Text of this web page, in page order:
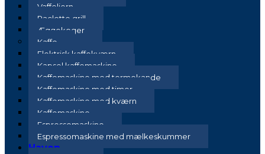
Vaffeljern
Raclette grill
Æggekoger
Kaffe
Elektrisk kaffekværn
Kapsel kaffemaskine
Kaffemaskine med termokande
Kaffemaskine med timer
Kaffemaskine med kværn
Kaffemaskine
Espressomaskine
Espressomaskine med mælkeskummer
Haven